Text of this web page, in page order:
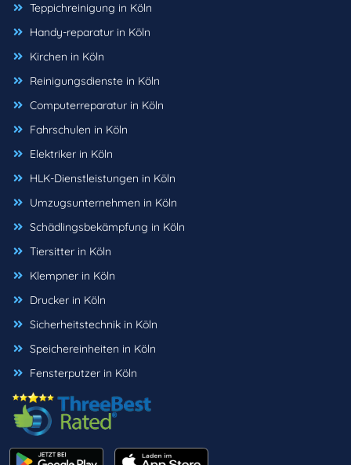
Teppichreinigung in Köln
Handy-reparatur in Köln
Kirchen in Köln
Reinigungsdienste in Köln
Computerreparatur in Köln
Fahrschulen in Köln
Elektriker in Köln
HLK-Dienstleistungen in Köln
Umzugsunternehmen in Köln
Schädlingsbekämpfung in Köln
Tiersitter in Köln
Klempner in Köln
Drucker in Köln
Sicherheitstechnik in Köln
Speichereinheiten in Köln
Fensterputzer in Köln